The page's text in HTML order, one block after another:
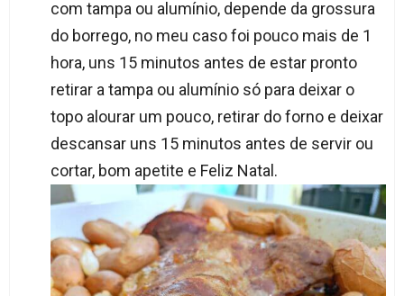
com tampa ou alumínio, depende da grossura
do borrego, no meu caso foi pouco mais de 1
hora, uns 15 minutos antes de estar pronto
retirar a tampa ou alumínio só para deixar o
topo alourar um pouco, retirar do forno e deixar
descansar uns 15 minutos antes de servir ou
cortar, bom apetite e Feliz Natal.